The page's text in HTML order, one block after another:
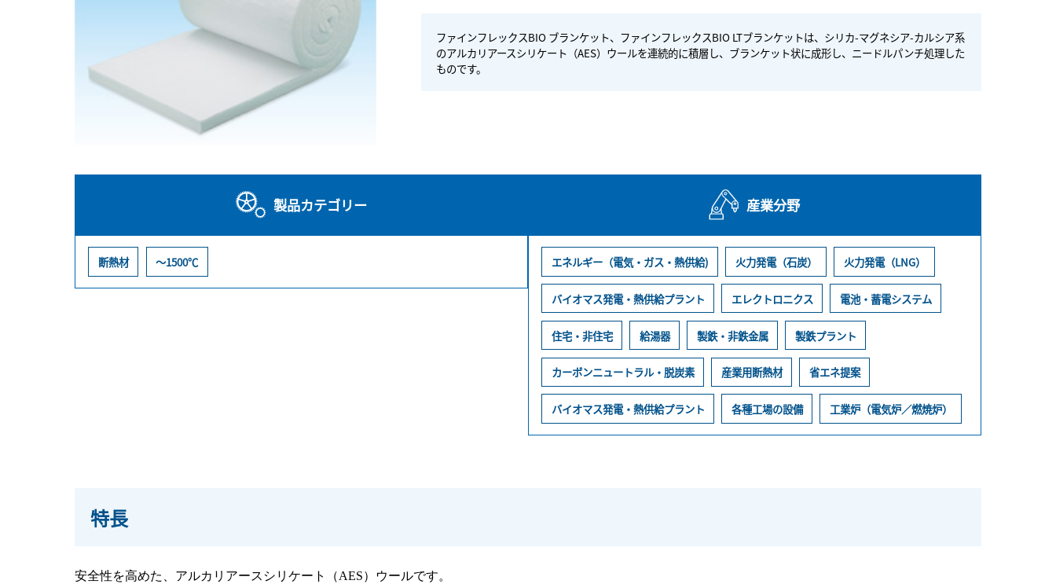
ファインフレックスBIO ブランケット、ファインフレックスBIO LTブランケットは、シリカ-マグネシア-カルシア系
のアルカリアースシリケート（AES）ウールを連続的に積層し、ブランケット状に成形し、ニードルパンチ処理した
ものです。
製品カテゴリー
断熱材 ～1500℃
産業分野
エネルギー（電気・ガス・熱供給) 火力発電（石炭） 火力発電（LNG）
バイオマス発電・熱供給プラント エレクトロニクス 電池・蓄電システム
住宅・非住宅 給湯器 製鉄・非鉄金属 製鉄プラント
カーボンニュートラル・脱炭素 産業用断熱材 省エネ提案
バイオマス発電・熱供給プラント 各種工場の設備 工業炉（電気炉／燃焼炉）
特長
安全性を高めた、アルカリアースシリケート（AES）ウールです。